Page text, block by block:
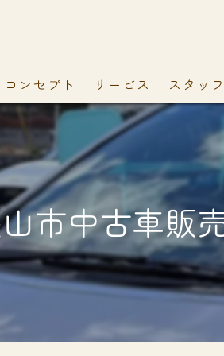
コンセプト サービス スタッフ
市中古車販